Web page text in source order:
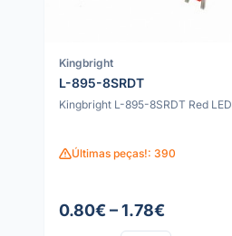
Kingbright
L-895-8SRDT
Kingbright L-895-8SRDT Red LED
Últimas peças!: 390
0.80€ – 1.78€